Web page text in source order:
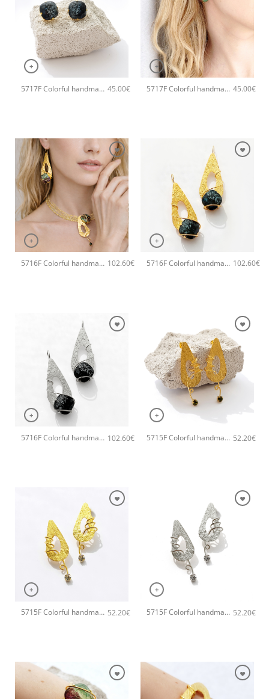
+
5717F Colorful handmade crystal small χειροποίητα σκουλαρίκια Catherine bijoux Μαύρο 45.00€
+
5717F Colorful handmade crystal small χειροποίητα σκουλαρίκια Catherine bijoux Γκρι 45.00€
+
5716F Colorful handmade crystal χειροποίητα σκουλαρίκια Catherine bijoux Πράσινο 102.60€
+
5716F Colorful handmade crystal χειροποίητα σκουλαρίκια Catherine bijoux Μαύρο 102.60€
+
5716F Colorful handmade crystal χειροποίητα σκουλαρίκια Catherine bijoux Γκρι 102.60€
+
5715F Colorful handmade small χειροποίητα σκουλαρίκια Catherine bijoux Πράσινο 52.20€
+
5715F Colorful handmade small χειροποίητα σκουλαρίκια Catherine bijoux Μαύρο 52.20€
+
5715F Colorful handmade small χειροποίητα σκουλαρίκια Catherine bijoux Γκρι 52.20€